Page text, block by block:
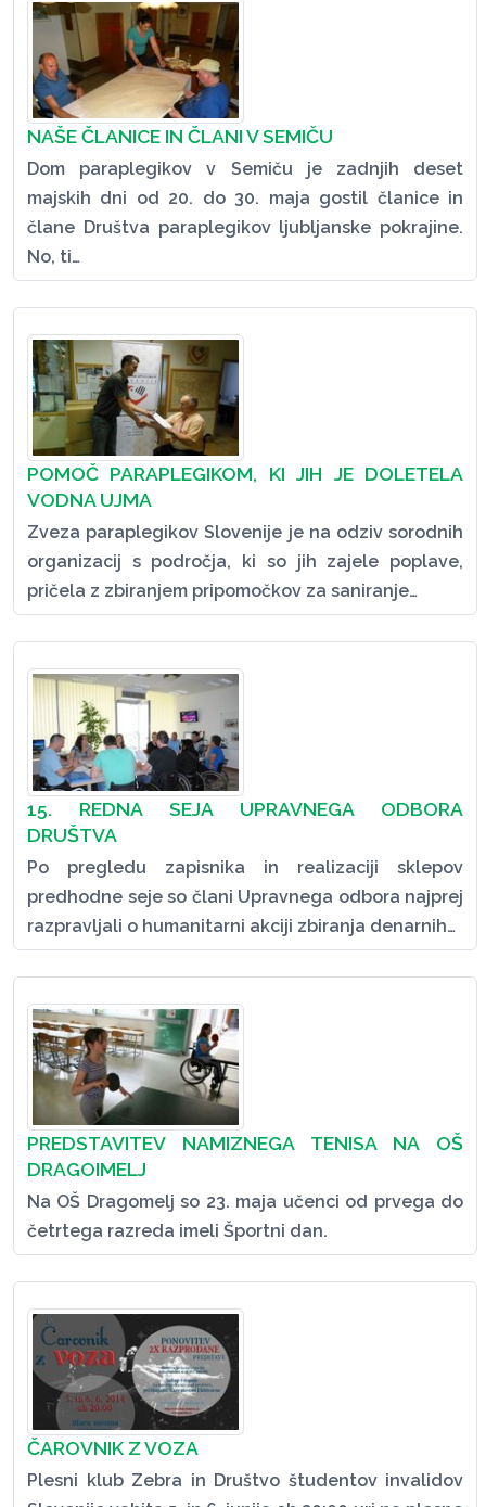
NAŠE ČLANICE IN ČLANI V SEMIČU
Dom paraplegikov v Semiču je zadnjih deset
majskih dni od 20. do 30. maja gostil članice in
člane Društva paraplegikov ljubljanske pokrajine.
No, ti…
POMOČ PARAPLEGIKOM, KI JIH JE DOLETELA
VODNA UJMA
Zveza paraplegikov Slovenije je na odziv sorodnih
organizacij s področja, ki so jih zajele poplave,
pričela z zbiranjem pripomočkov za saniranje…
15. REDNA SEJA UPRAVNEGA ODBORA
DRUŠTVA
Po pregledu zapisnika in realizaciji sklepov
predhodne seje so člani Upravnega odbora najprej
razpravljali o humanitarni akciji zbiranja denarnih…
PREDSTAVITEV NAMIZNEGA TENISA NA OŠ
DRAGOIMELJ
Na OŠ Dragomelj so 23. maja učenci od prvega do
četrtega razreda imeli Športni dan.
ČAROVNIK Z VOZA
Plesni klub Zebra in Društvo študentov invalidov